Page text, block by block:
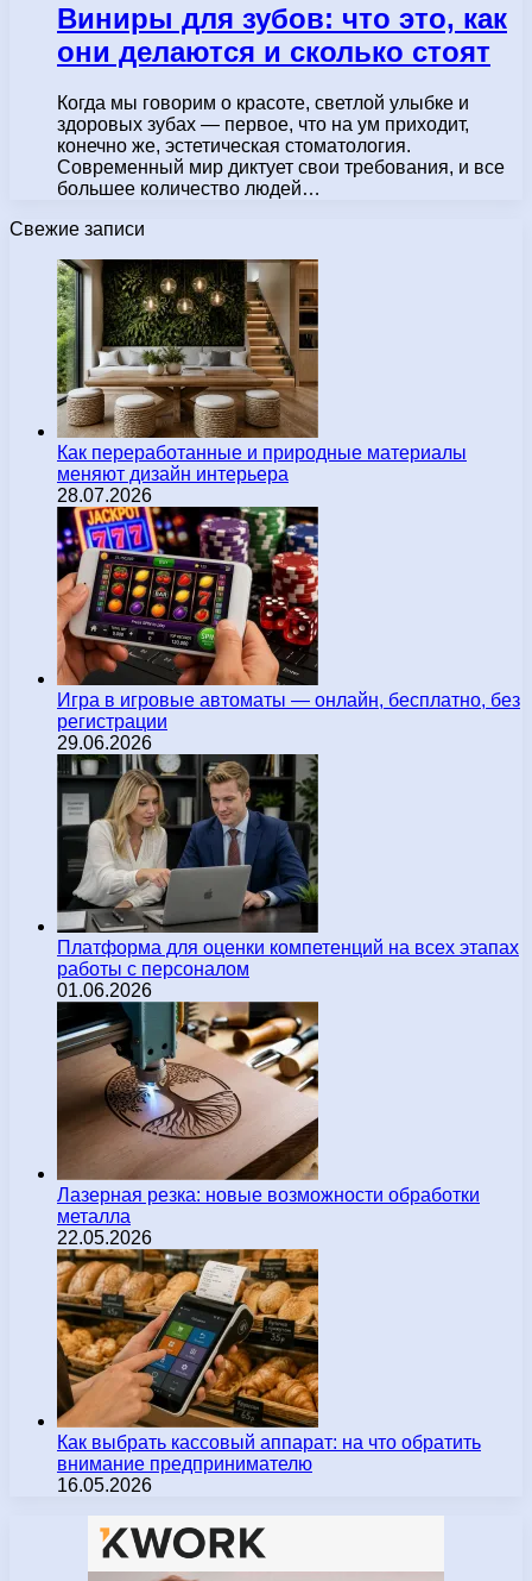
Виниры для зубов: что это, как
они делаются и сколько стоят
Когда мы говорим о красоте, светлой улыбке и
здоровых зубах — первое, что на ум приходит,
конечно же, эстетическая стоматология.
Современный мир диктует свои требования, и все
большее количество людей…
Свежие записи
Как переработанные и природные материалы
меняют дизайн интерьера
28.07.2026
Игра в игровые автоматы — онлайн, бесплатно, без
регистрации
29.06.2026
Платформа для оценки компетенций на всех этапах
работы с персоналом
01.06.2026
Лазерная резка: новые возможности обработки
металла
22.05.2026
Как выбрать кассовый аппарат: на что обратить
внимание предпринимателю
16.05.2026